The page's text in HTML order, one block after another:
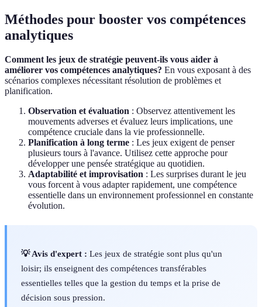
Méthodes pour booster vos compétences
analytiques
Comment les jeux de stratégie peuvent-ils vous aider à
améliorer vos compétences analytiques? En vous exposant à des
scénarios complexes nécessitant résolution de problèmes et
planification.
Observation et évaluation : Observez attentivement les
mouvements adverses et évaluez leurs implications, une
compétence cruciale dans la vie professionnelle.
Planification à long terme : Les jeux exigent de penser
plusieurs tours à l'avance. Utilisez cette approche pour
développer une pensée stratégique au quotidien.
Adaptabilité et improvisation : Les surprises durant le jeu
vous forcent à vous adapter rapidement, une compétence
essentielle dans un environnement professionnel en constante
évolution.
💡 Avis d'expert : Les jeux de stratégie sont plus qu'un
loisir; ils enseignent des compétences transférables
essentielles telles que la gestion du temps et la prise de
décision sous pression.